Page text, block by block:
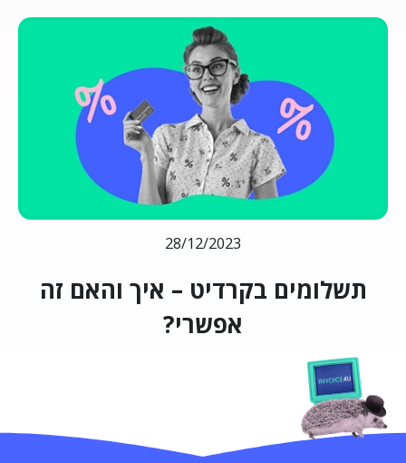
28/12/2023
תשלומים בקרדיט – איך והאם זה
אפשרי?